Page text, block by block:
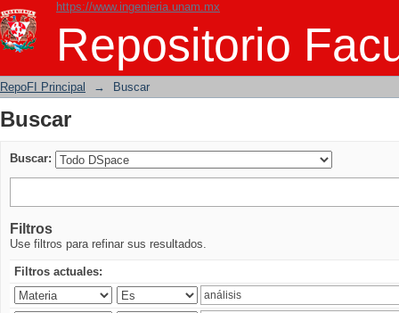
https://www.ingenieria.unam.mx
Repositorio
Buscar
RepoFI Principal → Buscar
Buscar
Buscar:
Filtros
Use filtros para refinar sus resultados.
Filtros actuales: